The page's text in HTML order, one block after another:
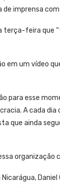
de imprensa
terça-feira que
em um vídeo
para esse
A cada
ainda